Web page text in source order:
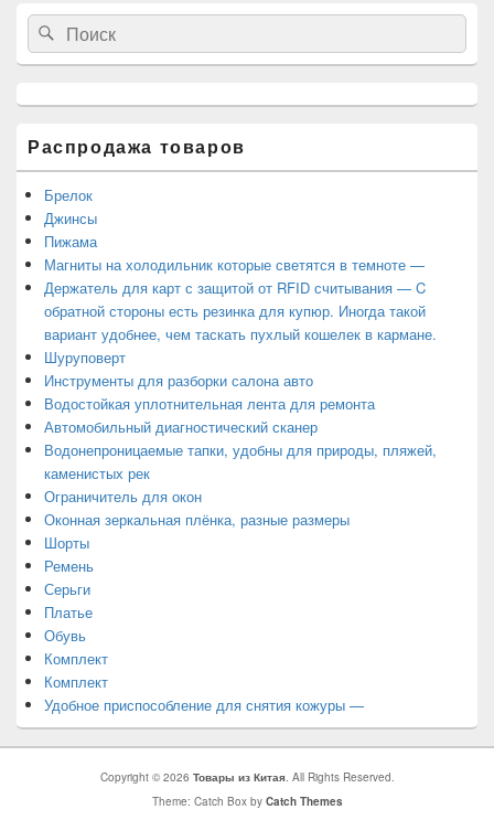
Область
основной
боковой
панели
Search
for:
Search
Распродажа товаров
Брелок
Джинсы
Пижама
Магниты на холодильник которые светятся в темноте —
Держатель для карт с защитой от RFID считывания — C
обратной стороны есть резинка для купюр. Иногда такой
вариант удобнее, чем таскать пухлый кошелек в кармане.
Шуруповерт
Инструменты для разборки салона авто
Водостойкая уплотнительная лента для ремонта
Автомобильный диагностический сканер
Водонепроницаемые тапки, удобны для природы, пляжей,
каменистых рек
Ограничитель для окон
Оконная зеркальная плёнка, разные размеры
Шорты
Ремень
Серьги
Платье
Обувь
Комплект
Комплект
Удобное приспособление для снятия кожуры —
Copyright © 2026 Товары из Китая. All Rights Reserved.
Theme: Catch Box by Catch Themes